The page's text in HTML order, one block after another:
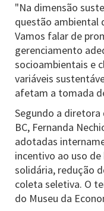
"Na dimensão
questão ambiental
Vamos falar de
gerenciamento
socioambientais e
variáveis
afetam a tomada
Segundo a
BC, Fernanda
adotadas
incentivo ao uso
solidária, redução
coleta seletiva. O
do Museu da